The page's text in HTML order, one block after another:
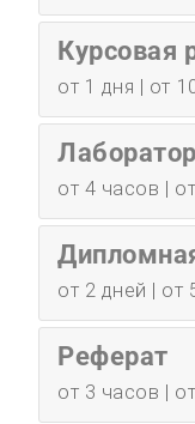
Курсовая
от 1 дня | от
от 4 часов |
от 2 дней | от
Реферат
от 3 часов |